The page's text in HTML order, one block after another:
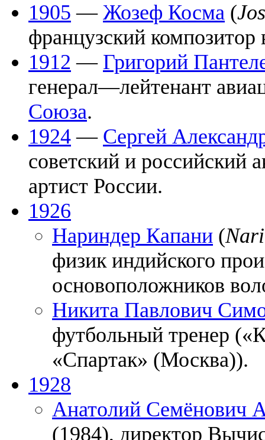
1905 — Жозеф Косма (
французский композитор
1912 — Григорий
генерал—лейтенант
Союза.
1924 — Сергей
советский и российский
артист России.
1926
Нариндер Капани (
физик индийского
основоположников
Никита Павлович
футбольный тренер
«Спартак» (Москва)).
1928
Анатолий Семёнович
(1984), директор